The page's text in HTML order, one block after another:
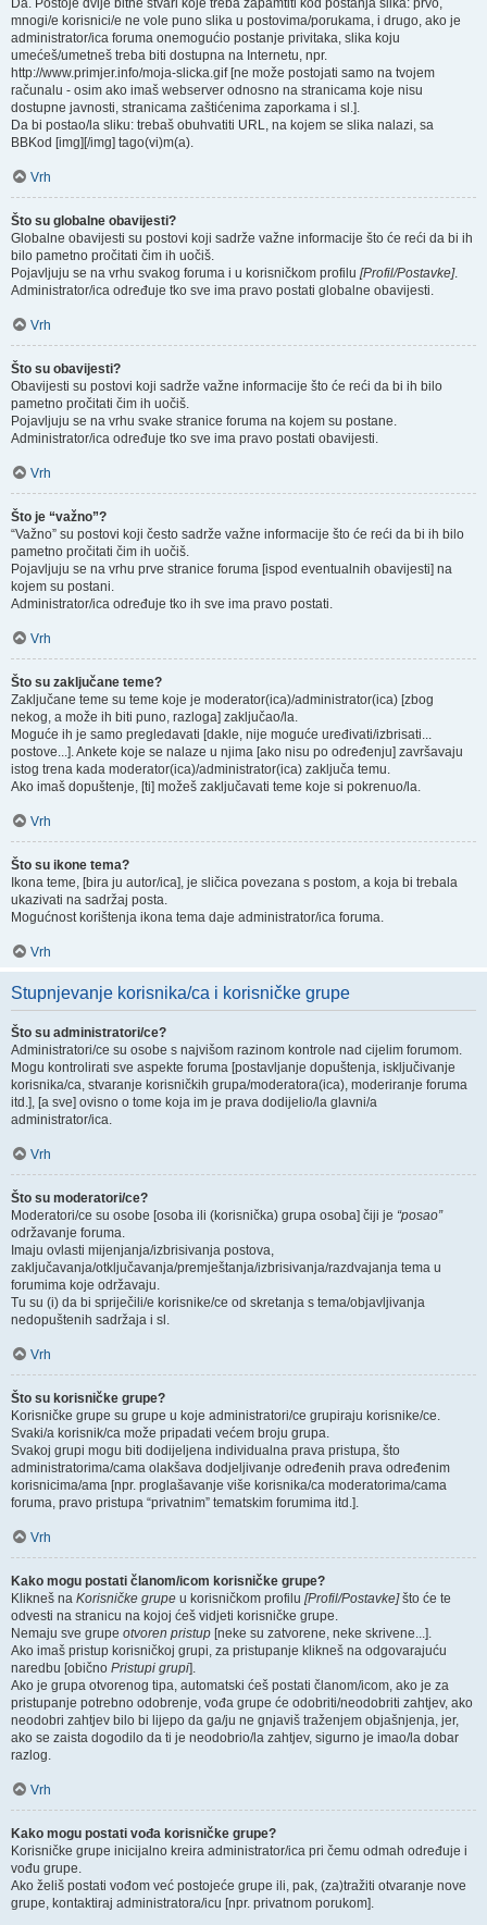
Da. Postoje dvije bitne stvari koje treba zapamtiti kod postanja slika: prvo,
mnogi/e korisnici/e ne vole puno slika u postovima/porukama, i drugo, ako je
administrator/ica foruma onemogućio postanje privitaka, slika koju
umećeš/umetneš treba biti dostupna na Internetu, npr.
http://www.primjer.info/moja-slicka.gif [ne može postojati samo na tvojem
računalu - osim ako imaš webserver odnosno na stranicama koje nisu
dostupne javnosti, stranicama zaštićenima zaporkama i sl.].
Da bi postao/la sliku: trebaš obuhvatiti URL, na kojem se slika nalazi, sa
BBKod [img][/img] tago(vi)m(a).
Vrh
Što su globalne obavijesti?
Globalne obavijesti su postovi koji sadrže važne informacije što će reći da bi ih
bilo pametno pročitati čim ih uočiš.
Pojavljuju se na vrhu svakog foruma i u korisničkom profilu [Profil/Postavke].
Administrator/ica određuje tko sve ima pravo postati globalne obavijesti.
Vrh
Što su obavijesti?
Obavijesti su postovi koji sadrže važne informacije što će reći da bi ih bilo
pametno pročitati čim ih uočiš.
Pojavljuju se na vrhu svake stranice foruma na kojem su postane.
Administrator/ica određuje tko sve ima pravo postati obavijesti.
Vrh
Što je “važno”?
“Važno” su postovi koji često sadrže važne informacije što će reći da bi ih bilo
pametno pročitati čim ih uočiš.
Pojavljuju se na vrhu prve stranice foruma [ispod eventualnih obavijesti] na
kojem su postani.
Administrator/ica određuje tko ih sve ima pravo postati.
Vrh
Što su zaključane teme?
Zaključane teme su teme koje je moderator(ica)/administrator(ica) [zbog
nekog, a može ih biti puno, razloga] zaključao/la.
Moguće ih je samo pregledavati [dakle, nije moguće uređivati/izbrisati...
postove...]. Ankete koje se nalaze u njima [ako nisu po određenju] završavaju
istog trena kada moderator(ica)/administrator(ica) zaključa temu.
Ako imaš dopuštenje, [ti] možeš zaključavati teme koje si pokrenuo/la.
Vrh
Što su ikone tema?
Ikona teme, [bira ju autor/ica], je sličica povezana s postom, a koja bi trebala
ukazivati na sadržaj posta.
Mogućnost korištenja ikona tema daje administrator/ica foruma.
Vrh
Stupnjevanje korisnika/ca i korisničke grupe
Što su administratori/ce?
Administratori/ce su osobe s najvišom razinom kontrole nad cijelim forumom.
Mogu kontrolirati sve aspekte foruma [postavljanje dopuštenja, isključivanje
korisnika/ca, stvaranje korisničkih grupa/moderatora(ica), moderiranje foruma
itd.], [a sve] ovisno o tome koja im je prava dodijelio/la glavni/a
administrator/ica.
Vrh
Što su moderatori/ce?
Moderatori/ce su osobe [osoba ili (korisnička) grupa osoba] čiji je “posao”
održavanje foruma.
Imaju ovlasti mijenjanja/izbrisivanja postova,
zaključavanja/otključavanja/premještanja/izbrisivanja/razdvajanja tema u
forumima koje održavaju.
Tu su (i) da bi spriječili/e korisnike/ce od skretanja s tema/objavljivanja
nedopuštenih sadržaja i sl.
Vrh
Što su korisničke grupe?
Korisničke grupe su grupe u koje administratori/ce grupiraju korisnike/ce.
Svaki/a korisnik/ca može pripadati većem broju grupa.
Svakoj grupi mogu biti dodijeljena individualna prava pristupa, što
administratorima/cama olakšava dodjeljivanje određenih prava određenim
korisnicima/ama [npr. proglašavanje više korisnika/ca moderatorima/cama
foruma, pravo pristupa “privatnim” tematskim forumima itd.].
Vrh
Kako mogu postati članom/icom korisničke grupe?
Klikneš na Korisničke grupe u korisničkom profilu [Profil/Postavke]što će te
odvesti na stranicu na kojoj ćeš vidjeti korisničke grupe.
Nemaju sve grupe otvoren pristup [neke su zatvorene, neke skrivene...].
Ako imaš pristup korisničkoj grupi, za pristupanje klikneš na odgovarajuću
naredbu [obično Pristupi grupi].
Ako je grupa otvorenog tipa, automatski ćeš postati članom/icom, ako je za
pristupanje potrebno odobrenje, vođa grupe će odobriti/neodobriti zahtjev, ako
neodobri zahtjev bilo bi lijepo da ga/ju ne gnjaviš traženjem objašnjenja, jer,
ako se zaista dogodilo da ti je neodobrio/la zahtjev, sigurno je imao/la dobar
razlog.
Vrh
Kako mogu postati vođa korisničke grupe?
Korisničke grupe inicijalno kreira administrator/ica pri čemu odmah određuje i
vođu grupe.
Ako želiš postati vođom već postojeće grupe ili, pak, (za)tražiti otvaranje nove
grupe, kontaktiraj administratora/icu [npr. privatnom porukom].